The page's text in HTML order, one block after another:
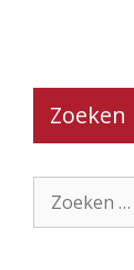
Zoeken
naar: